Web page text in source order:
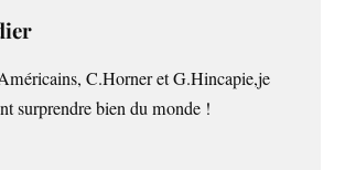
C.Horner et G.Hincapie,je
surprendre bien du monde !